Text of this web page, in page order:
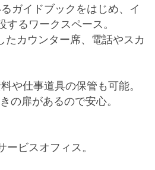
ガイドブックをはじめ、イ
るワークスペース。
カウンター席、電話やスカ
や仕事道具の保管も可能。
の扉があるので安心。
ビスオフィス。